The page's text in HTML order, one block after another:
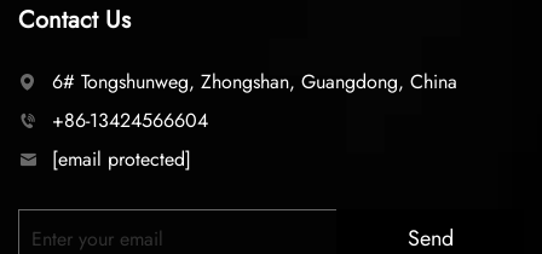
Contact Us
6# Tongshunweg, Zhongshan, Guangdong, China
+86-13424566604
[email protected]
Send